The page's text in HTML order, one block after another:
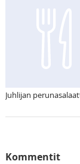
Juhlijan
Kommentit